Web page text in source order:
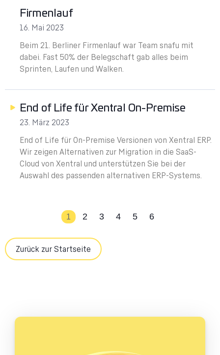
Firmenlauf
16. Mai 2023
Beim 21. Berliner Firmenlauf war Team snafu mit
dabei. Fast 50% der Belegschaft gab alles beim
Sprinten, Laufen und Walken.
End of Life für Xentral On-Premise
23. März 2023
End of Life für On-Premise Versionen von Xentral ERP.
Wir zeigen Alternativen zur Migration in die SaaS-
Cloud von Xentral und unterstützen Sie bei der
Auswahl des passenden alternativen ERP-Systems.
1 2 3 4 5 6
Zurück zur Startseite